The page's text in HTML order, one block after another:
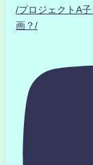
/プロジェクトA
画？/